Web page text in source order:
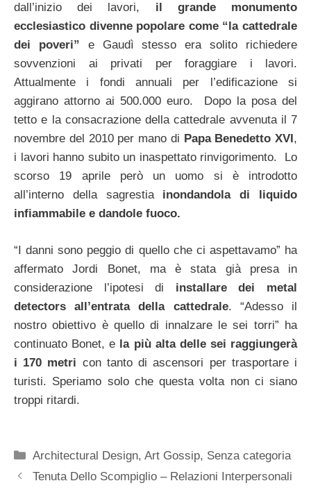
dall’inizio dei lavori, il grande monumento
ecclesiastico divenne popolare come “la cattedrale
dei poveri” e Gaudì stesso era solito richiedere
sovvenzioni ai privati per foraggiare i lavori.
Attualmente i fondi annuali per l’edificazione si
aggirano attorno ai 500.000 euro. Dopo la posa del
tetto e la consacrazione della cattedrale avvenuta il 7
novembre del 2010 per mano di Papa Benedetto XVI,
i lavori hanno subito un inaspettato rinvigorimento. Lo
scorso 19 aprile però un uomo si è introdotto
all’interno della sagrestia inondandola di liquido
infiammabile e dandole fuoco.
“I danni sono peggio di quello che ci aspettavamo” ha
affermato Jordi Bonet, ma è stata già presa in
considerazione l’ipotesi di installare dei metal
detectors all’entrata della cattedrale. “Adesso il
nostro obiettivo è quello di innalzare le sei torri” ha
continuato Bonet, e la più alta delle sei raggiungerà
i 170 metri con tanto di ascensori per trasportare i
turisti. Speriamo solo che questa volta non ci siano
troppi ritardi.
Categorie
Architectural Design,Art Gossip, Senza categoria
Tenuta Dello Scompiglio – Relazioni Interpersonali